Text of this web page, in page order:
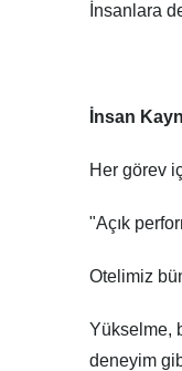
İnsanlara
İnsan
Her görev
"Açık
Otelimiz
Yükselme,
deneyim